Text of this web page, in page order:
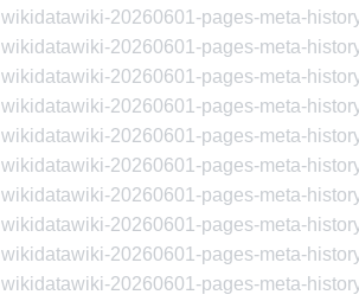
wikidatawiki-20260601-pages-meta-
wikidatawiki-20260601-pages-meta-
wikidatawiki-20260601-pages-meta-
wikidatawiki-20260601-pages-meta-
wikidatawiki-20260601-pages-meta-
wikidatawiki-20260601-pages-meta-
wikidatawiki-20260601-pages-meta-
wikidatawiki-20260601-pages-meta-
wikidatawiki-20260601-pages-meta-
wikidatawiki-20260601-pages-meta-